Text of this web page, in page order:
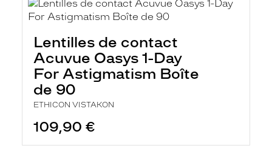
Lentilles de contact
Acuvue Oasys 1-Day
For Astigmatism Boîte
de 90
ETHICON VISTAKON
109,90 €